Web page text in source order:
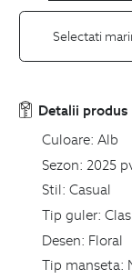
Selectati
Detalii produs
Culoare: Alb
Sezon: 2025
Stil: Casual
Tip guler:
Desen: Floral
Tip manseta: